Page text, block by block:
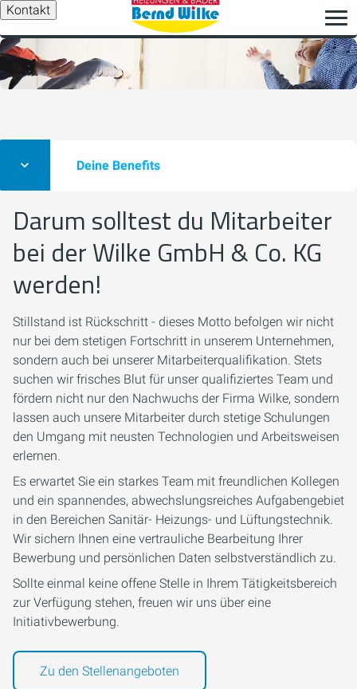
Kontakt
Deine Benefits
Darum solltest du Mitarbeiter
bei der Wilke GmbH & Co. KG
werden!
Stillstand ist Rückschritt - dieses Motto befolgen wir nicht
nur bei dem stetigen Fortschritt in unserem Unternehmen,
sondern auch bei unserer Mitarbeiterqualifikation. Stets
suchen wir frisches Blut für unser qualifiziertes Team und
fördern nicht nur den Nachwuchs der Firma Wilke, sondern
lassen auch unsere Mitarbeiter durch stetige Schulungen
den Umgang mit neusten Technologien und Arbeitsweisen
erlernen.
Es erwartet Sie ein starkes Team mit freundlichen Kollegen
und ein spannendes, abwechslungsreiches Aufgabengebiet
in den Bereichen Sanitär- Heizungs- und Lüftungstechnik.
Wir sichern Ihnen eine vertrauliche Bearbeitung Ihrer
Bewerbung und persönlichen Daten selbstverständlich zu.
Sollte einmal keine offene Stelle in Ihrem Tätigkeitsbereich
zur Verfügung stehen, freuen wir uns über eine
Initiativbewerbung.
Zu den Stellenangeboten